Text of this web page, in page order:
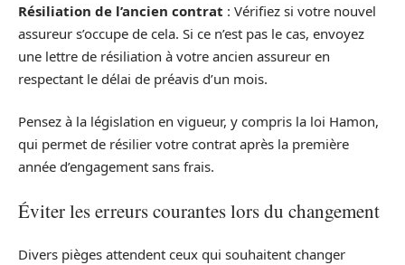
Résiliation de l’ancien contrat : Vérifiez si votre nouvel
assureur s’occupe de cela. Si ce n’est pas le cas, envoyez
une lettre de résiliation à votre ancien assureur en
respectant le délai de préavis d’un mois.
Pensez à la législation en vigueur, y compris la loi Hamon,
qui permet de résilier votre contrat après la première
année d’engagement sans frais.
Éviter les erreurs courantes lors du changement
Divers pièges attendent ceux qui souhaitent changer